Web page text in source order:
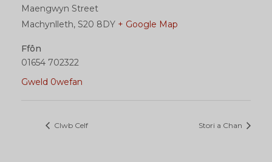
Maengwyn Street
Machynlleth, S20 8DY + Google Map
Ffôn
01654 702322
Gweld 0wefan
Clwb Celf Stori a Chan